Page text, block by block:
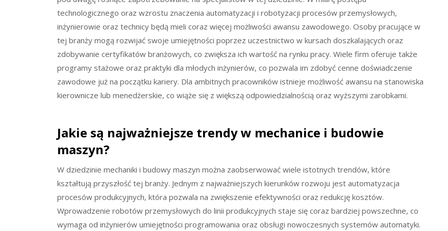
technologicznego oraz wzrostu znaczenia automatyzacji i robotyzacji procesów przemysłowych,
inżynierowie oraz technicy będą mieli coraz więcej możliwości awansu zawodowego. Osoby pracujące w
tej branży mogą rozwijać swoje umiejętności poprzez uczestnictwo w kursach doszkalających oraz
zdobywanie certyfikatów branżowych, co zwiększa ich wartość na rynku pracy. Wiele firm oferuje także
programy stażowe oraz praktyki dla młodych inżynierów, co pozwala im zdobyć cenne doświadczenie
zawodowe już na początku kariery. Dla ambitnych pracowników istnieje możliwość awansu na stanowiska
kierownicze lub menedżerskie, co wiąże się z większą odpowiedzialnością oraz wyższymi zarobkami.
Jakie są najważniejsze trendy w mechanice i budowie
maszyn?
W dziedzinie mechaniki i budowy maszyn można zaobserwować wiele istotnych trendów, które
kształtują przyszłość tej branży. Jednym z najważniejszych kierunków rozwoju jest automatyzacja
procesów produkcyjnych, która pozwala na zwiększenie efektywności oraz redukcję kosztów.
Wprowadzenie robotów przemysłowych do linii produkcyjnych staje się coraz bardziej powszechne, co
wymaga od inżynierów umiejętności programowania oraz obsługi nowoczesnych systemów automatyki.